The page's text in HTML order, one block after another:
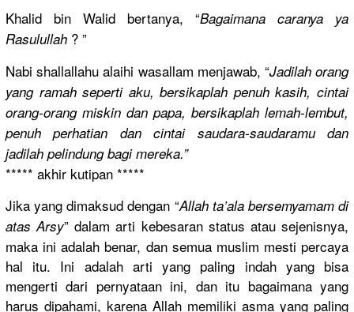
Khalid bin Walid bertanya, “Bagaimana caranya ya
Rasulullah ? ”
Nabi shallallahu alaihi wasallam menjawab, “Jadilah orang
yang ramah seperti aku, bersikaplah penuh kasih, cintai
orang-orang miskin dan papa, bersikaplah lemah-lembut,
penuh perhatian dan cintai saudara-saudaramu dan
jadilah pelindung bagi mereka.”
***** akhir kutipan *****
Jika yang dimaksud dengan “Allah ta’ala bersemyamam di
atas Arsy” dalam arti kebesaran status atau sejenisnya,
maka ini adalah benar, dan semua muslim mesti percaya
hal itu. Ini adalah arti yang paling indah yang bisa
mengerti dari pernyataanini, dan itu bagaimana yang
harus dipahami, karena Allah memiliki asma yang paling